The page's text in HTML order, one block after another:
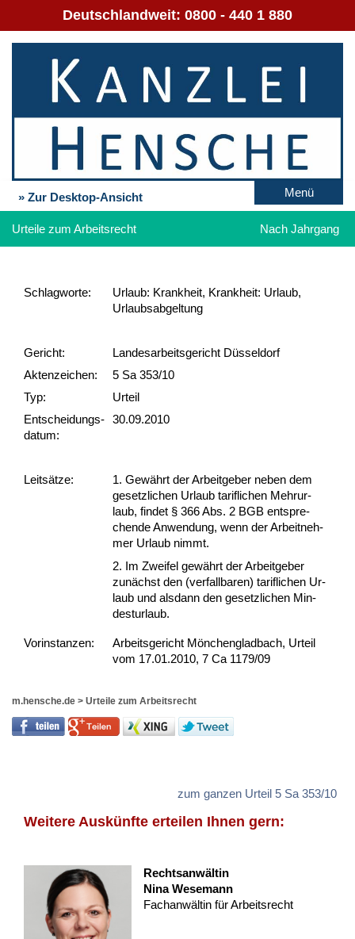
Deutschlandweit: 0800 - 440 1 880
» Zur Desktop-Ansicht Menü
Urteile zum Arbeitsrecht Nach Jahrgang
Schlag­worte:
Urlaub: Krankheit, Krankheit: Urlaub,
Urlaubsabgeltung
Gericht:
Landesarbeitsgericht Düsseldorf
Akten­zeichen:
5 Sa 353/10
Typ:
Urteil
Ent­scheid­ungs­
datum:
30.09.2010
Leit­sätze:
1. Gewährt der Ar­beit­ge­ber ne­ben dem
ge­setz­li­chen Ur­laub ta­rif­li­chen Mehr­ur­
laub, fin­det § 366 Abs. 2 BGB ent­spre­
chen­de An­wen­dung, wenn der Ar­beit­neh­
mer Ur­laub nimmt.
2. Im Zwei­fel gewährt der Ar­beit­ge­ber
zunächst den (ver­fall­ba­ren) ta­rif­li­chen Ur­
laub und als­dann den ge­setz­li­chen Min­
des­t­ur­laub.
Vor­ins­tan­zen:
Arbeitsgericht Mönchengladbach, Urteil
vom 17.01.2010, 7 Ca 1179/09
m.hensche.de > Urteile zum Arbeitsrecht
zum ganzen Urteil 5 Sa 353/10
Weitere Auskünfte erteilen Ihnen gern:
Rechtsanwältin
Nina Wesemann
Fachanwältin für Arbeitsrecht